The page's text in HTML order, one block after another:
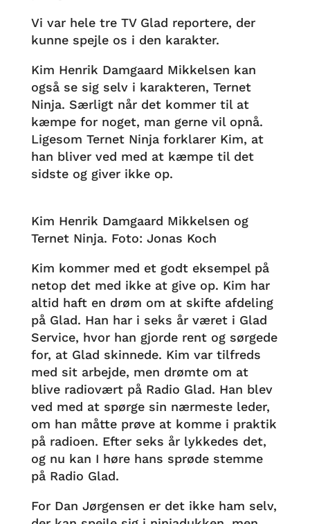
Vi var hele tre TV Glad reportere, der
kunne spejle os i den karakter.
Kim Henrik Damgaard Mikkelsen kan
også se sig selv i karakteren, Ternet
Ninja. Særligt når det kommer til at
kæmpe for noget, man gerne vil opnå.
Ligesom Ternet Ninja forklarer Kim, at
han bliver ved med at kæmpe til det
sidste og giver ikke op.
Kim Henrik Damgaard Mikkelsen og
Ternet Ninja. Foto: Jonas Koch
Kim kommer med et godt eksempel på
netop det med ikke at give op. Kim har
altid haft en drøm om at skifte afdeling
på Glad. Han har i seks år været i Glad
Service, hvor han gjorde rent og sørgede
for, at Glad skinnede. Kim var tilfreds
med sit arbejde, men drømte om at
blive radiovært på Radio Glad. Han blev
ved med at spørge sin nærmeste leder,
om han måtte prøve at komme i praktik
på radioen. Efter seks år lykkedes det,
og nu kan I høre hans sprøde stemme
på Radio Glad.
For Dan Jørgensen er det ikke ham selv,